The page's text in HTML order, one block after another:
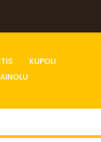
KUPOLI
AINOLU